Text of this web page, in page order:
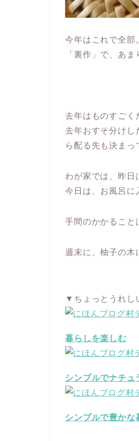
今年はこれで全部
「裏作」で、あ
去年はものすごく
去年おすそ分けし
ら配る先も決まっ
わが家では、昨日
今日は、お風呂に
手間のかかること
週末に、柚子の木
▼ちょっとうれし
暮らしを楽しむ
シンプルでナチュ
シンプルで豊かな